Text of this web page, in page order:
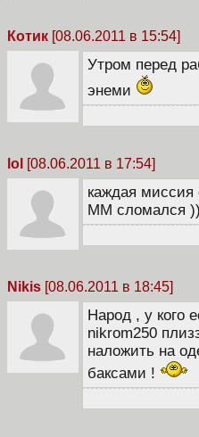
Котик [08.06.2011 в 15:54]
Утром перед
энеми
lol [08.06.2011 в 17:54]
каждая миссия
ММ сломался
Nikis [08.06.2011 в 18:45]
Народ , у кого
nikrom250
наложить на
баксами !